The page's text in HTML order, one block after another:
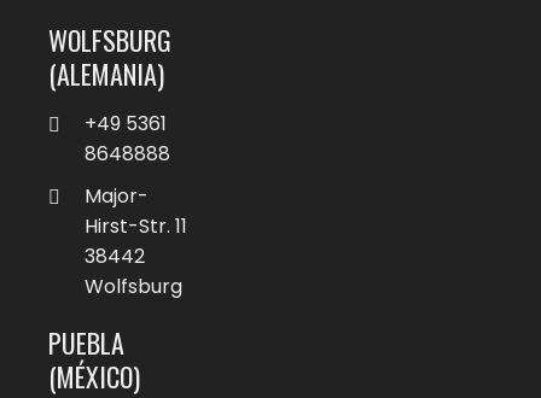
WOLFSBURG
(ALEMANIA)
+49 5361
8648888
Major-
Hirst-Str. 11
38442
Wolfsburg
PUEBLA
(MÉXICO)